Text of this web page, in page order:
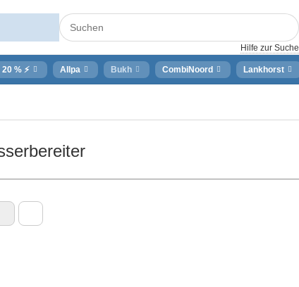
Hilfe zur Suche
% ⚡ Allpa Bukh CombiNoord Lankhorst